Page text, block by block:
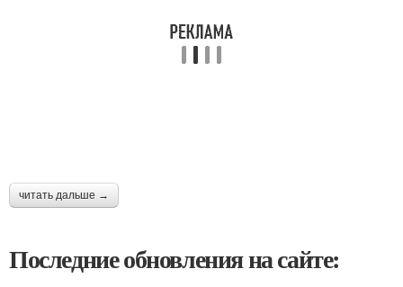
читать дальше →
Последние обновления на сайте: